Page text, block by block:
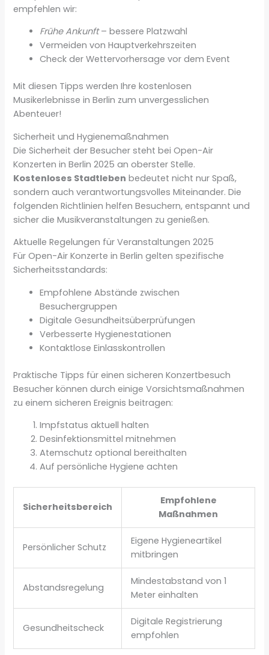
empfehlen wir:
Frühe Ankunft– bessere Platzwahl
Vermeiden von Hauptverkehrszeiten
Check der Wettervorhersage vor dem Event
Mit diesen Tipps werden Ihre kostenlosen
Musikerlebnisse in Berlin zum unvergesslichen
Abenteuer!
Sicherheit und Hygienemaßnahmen
Die Sicherheit der Besucher steht bei Open-Air
Konzerten in Berlin 2025 an oberster Stelle.
Kostenloses Stadtleben bedeutet nicht nur Spaß,
sondern auch verantwortungsvolles Miteinander. Die
folgenden Richtlinien helfen Besuchern, entspannt und
sicher die Musikveranstaltungen zu genießen.
Aktuelle Regelungen für Veranstaltungen 2025
Für Open-Air Konzerte in Berlin gelten spezifische
Sicherheitsstandards:
Empfohlene Abstände zwischen
Besuchergruppen
Digitale Gesundheitsüberprüfungen
Verbesserte Hygienestationen
Kontaktlose Einlasskontrollen
Praktische Tipps für einen sicheren Konzertbesuch
Besucher können durch einige Vorsichtsmaßnahmen
zu einem sicheren Ereignis beitragen:
Impfstatus aktuell halten
Desinfektionsmittel mitnehmen
Atemschutz optional bereithalten
Auf persönliche Hygiene achten
Sicherheitsbereich
Empfohlene
Maßnahmen
Persönlicher Schutz
Eigene Hygieneartikel
mitbringen
Abstandsregelung
Mindestabstand von 1
Meter einhalten
Gesundheitscheck
Digitale Registrierung
empfohlen